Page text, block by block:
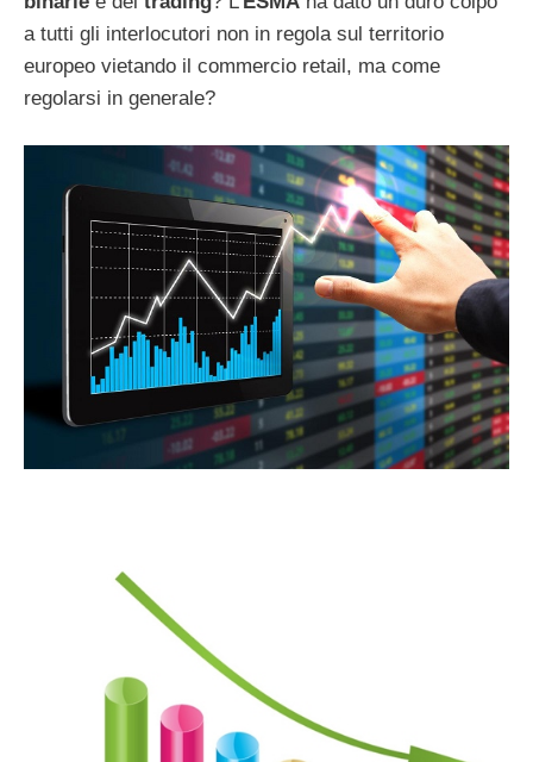
a tutti gli interlocutori non in regola sul territorio
europeo vietando il commercio retail, ma come
regolarsi in generale?